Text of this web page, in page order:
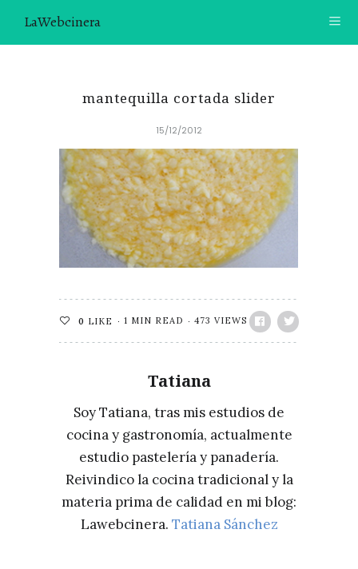
LaWebcinera
CONTACTO
SOBRE MÍ
¿TE GUSTARÍA UNIRTE A NUESTRA AVENTURA GASTRON
ÚNETE A LA NEWSLETTER
mantequilla cortada slider
15/12/2012
0 LIKE 1 MIN READ 473 VIEWS
Tatiana
Soy Tatiana, tras mis estudios de
cocina y gastronomía, actualmente
estudio pastelería y panadería.
Reivindico la cocina tradicional y la
materia prima de calidad en mi blog:
Lawebcinera. Tatiana Sánchez